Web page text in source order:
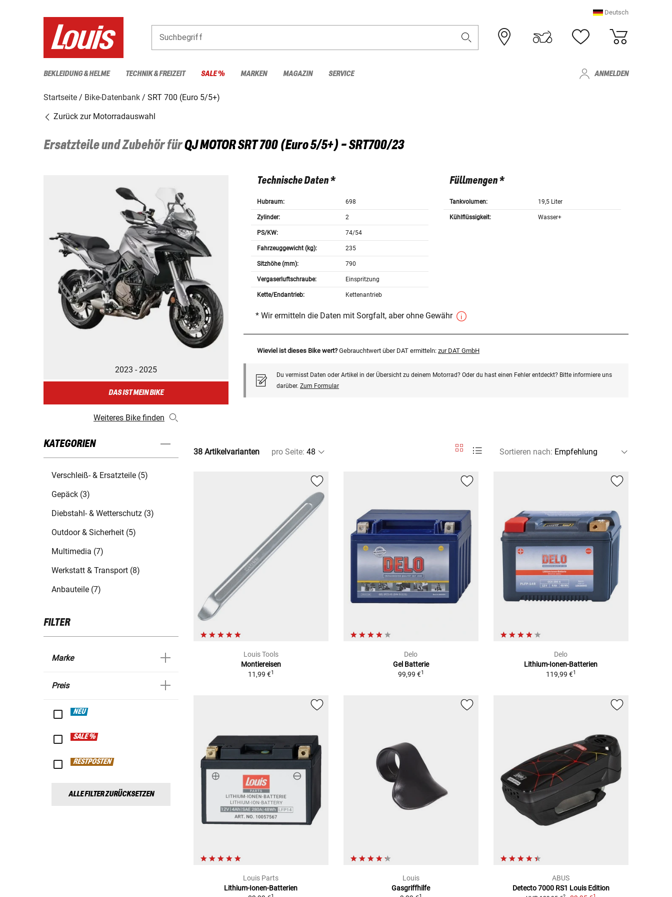
Deutsch
Suchbegriff
BEKLEIDUNG & HELME TECHNIK & FREIZEIT SALE % MARKEN MAGAZIN SERVICE ANMELDEN
Startseite Bike-Datenbank
SRT 700 (Euro 5/5+)
Zurück zur Motorradauswahl
Ersatzteile und Zubehör fürQJ MOTORSRT 700 (Euro 5/5+) - SRT700/23
2023 - 2025
DAS IST MEIN BIKE
Weiteres Bike finden
Technische Daten *
Hubraum: 698
Zylinder: 2
PS/KW: 74/54
Fahrzeuggewicht (kg): 235
Sitzhöhe (mm): 790
Vergaserluftschraube: Einspritzung
Kette/Endantrieb: Kettenantrieb
Füllmengen *
Tankvolumen: 19,5 Liter
Kühlflüssigkeit: Wasser+
* Wir ermitteln die Daten mit Sorgfalt, aber ohne Gewähr
Wieviel ist dieses Bike wert? Gebrauchtwert über DAT ermitteln: zur DAT GmbH
Du vermisst Daten oder Artikel in der Übersicht zu deinem Motorrad? Oder du hast einen Fehler entdeckt? Bitte informiere uns
darüber. Zum Formular
KATEGORIEN
Verschleiß- & Ersatzteile (5)
Gepäck (3)
Diebstahl- & Wetterschutz (3)
Outdoor & Sicherheit (5)
Multimedia (7)
Werkstatt & Transport (8)
Anbauteile (7)
FILTER
Marke
Preis
NEU
SALE %
RESTPOSTEN
ALLE FILTER ZURÜCKSETZEN
38 Artikelvarianten pro Seite: Sortieren nach:
Louis Tools
Montiereisen
11,99 €1
Delo
Gel Batterie
99,99 €1
Delo
Lithium-Ionen-Batterien
119,99 €1
Louis Parts
Lithium-Ionen-Batterien
Louis
Gasgriffhilfe
ABUS
Detecto 7000 RS1 Louis Edition